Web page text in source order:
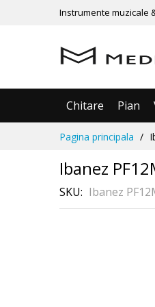
Instrumente muzicale
Chitare Pian
Pagina principala
Ibanez
SKU Ibanez